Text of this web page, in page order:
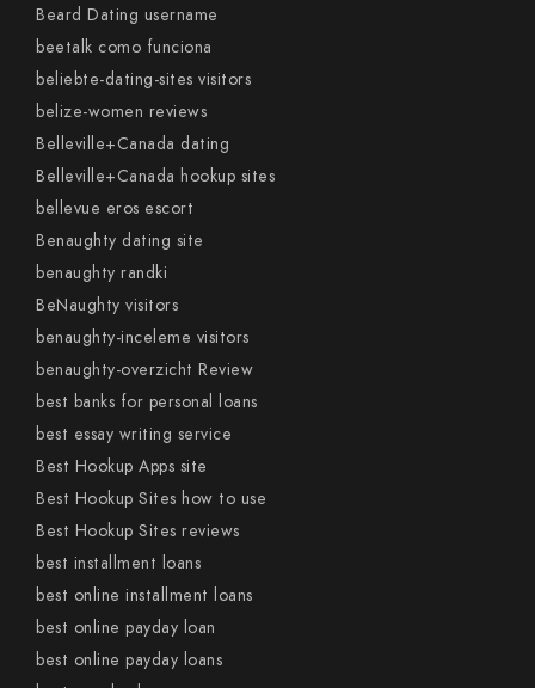
Beard Dating username
beetalk como funciona
beliebte-dating-sites visitors
belize-women reviews
Belleville+Canada dating
Belleville+Canada hookup sites
bellevue eros escort
Benaughty dating site
benaughty randki
BeNaughty visitors
benaughty-inceleme visitors
benaughty-overzicht Review
best banks for personal loans
best essay writing service
Best Hookup Apps site
Best Hookup Sites how to use
Best Hookup Sites reviews
best installment loans
best online installment loans
best online payday loan
best online payday loans